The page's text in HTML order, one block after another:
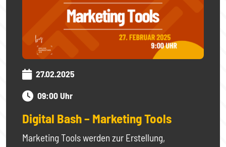
27.02.2025
09:00 Uhr
Digital Bash – Marketing Tools
Marketing Tools werden zur Erstellung,